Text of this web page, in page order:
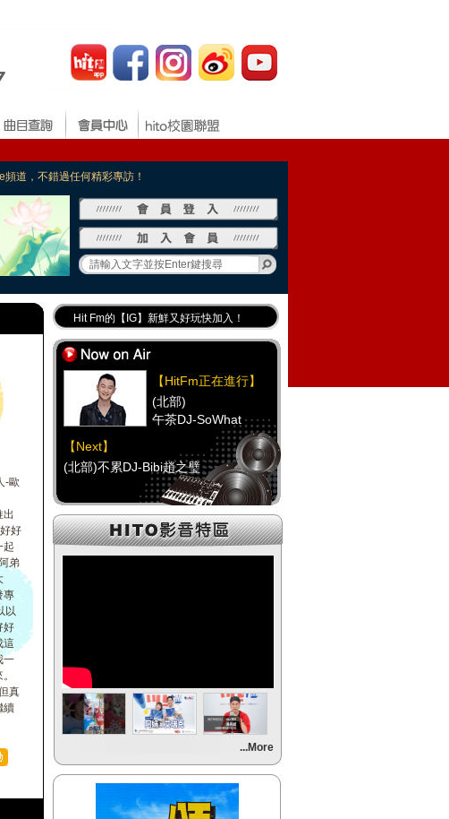
頻道，不錯過任何精彩專訪！
-歐
出
好
起
弟
專
以
好
這
一
真
續
Hit Fm的【IG】新鮮又好玩快加入！
Hit Fm【FB臉書粉絲團】等你加入！
最專業《DJ推薦》好音樂千萬別錯過！
好康報報 最新優惠訊息都在這！
【HitFm正在進行】
(北部)
午茶DJ-SoWhat
【Next】
(北部)不累DJ-Bibi趙之璧
【HitFm正在進行】
(中部)
(南部)
元氣DJ-FIFI菲菲
【Next】
【HitFm正在進行】
...More